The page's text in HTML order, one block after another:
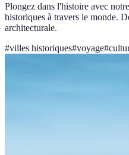
Plongez dans l'histoire avec
historiques à travers le monde.
architecturale.
#villes historiques#voyage#